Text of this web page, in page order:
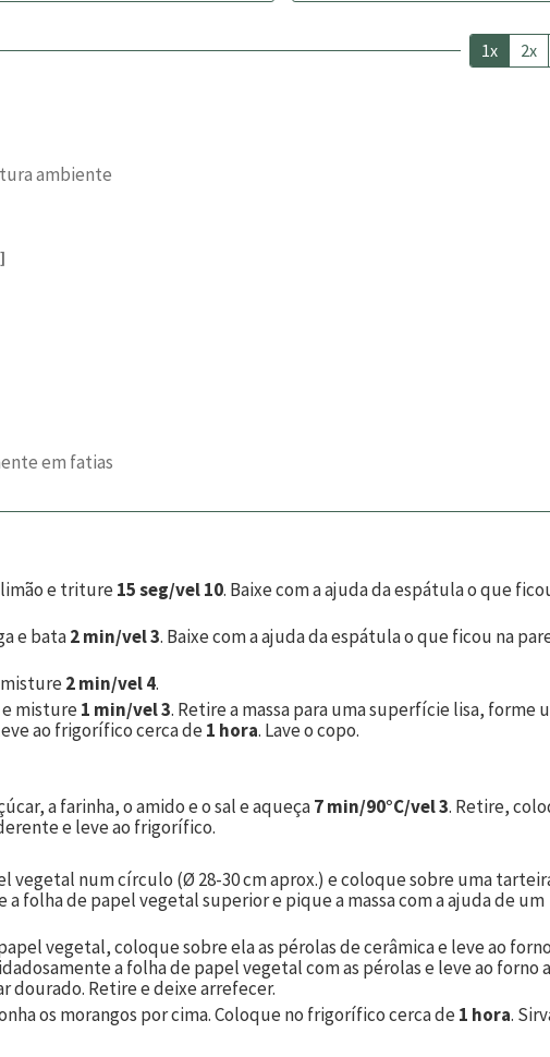
1x 2x
ambiente
]
em fatias
limão e triture15 seg/vel 10. Baixe com a ajuda da espátula o que
e bata2 min/vel 3. Baixe com a ajuda da espátula o que ficou na
misture2 min/vel 4.
e misture1 min/vel 3. Retire a massa para uma superfície lisa, forme
ao frigorífico cerca de1 hora. Lave o copo.
a farinha, o amido e o sal e aqueça7 min/90°C/vel 3. Retire,
e leve ao frigorífico.
vegetal num círculo (Ø 28-30 cm aprox.) e coloque sobre uma
folha de papel vegetal superior e pique a massa com a ajuda de um
vegetal, coloque sobre ela as pérolas de cerâmica e leve ao
a folha de papel vegetal com as pérolas e leve ao forno a
dourado. Retire e deixe arrefecer.
os morangos por cima. Coloque no frigorífico cerca de1 hora.